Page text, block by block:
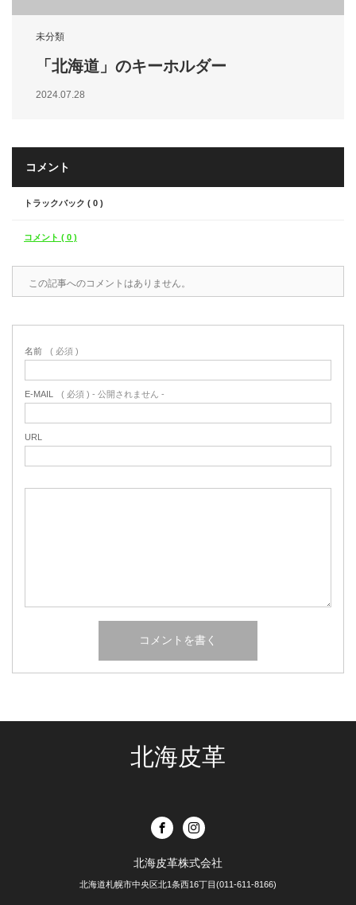
未分類
「北海道」のキーホルダー
2024.07.28
コメント
トラックバック ( 0 )
コメント ( 0 )
この記事へのコメントはありません。
名前 ( 必須 )
E-MAIL ( 必須 ) - 公開されません -
URL
北海皮革
北海皮革株式会社
北海道札幌市中央区北1条西16丁目(011-611-8166)